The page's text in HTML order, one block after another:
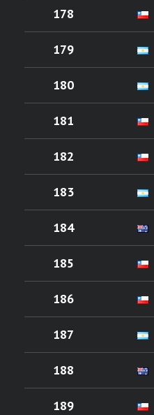
178
179
180
181
182
183
184
185
186
187
188
189